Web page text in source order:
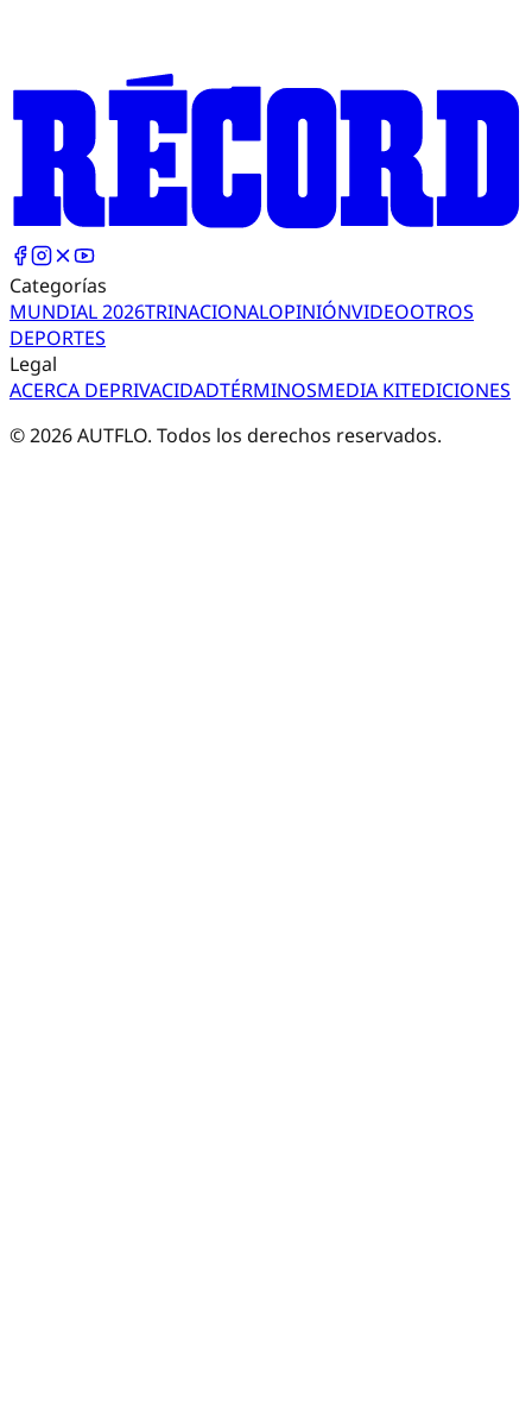
Categorías
MUNDIAL 2026TRINACIONALOPINIÓNVIDEOOTROS
DEPORTES
Legal
ACERCA DEPRIVACIDADTÉRMINOSMEDIA KITEDICIONES
©2026AUTFLO. Todos los derechos reservados.